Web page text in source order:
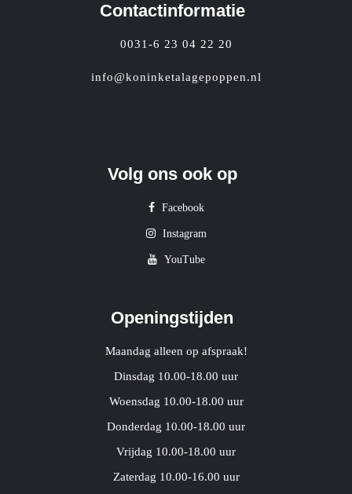
Contactinformatie
0031-6 23 04 22 20
info@koninketalagepoppen.nl
Volg ons ook op
Facebook
Instagram
YouTube
Openingstijden
Maandag alleen op afspraak!
Dinsdag 10.00-18.00 uur
Woensdag 10.00-18.00 uur
Donderdag 10.00-18.00 uur
Vrijdag 10.00-18.00 uur
Zaterdag 10.00-16.00 uur